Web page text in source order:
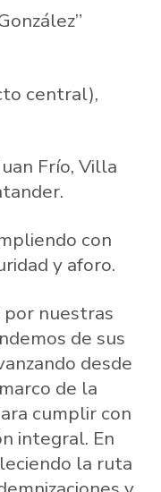
central),
Frío, Villa
con
y aforo.
por nuestras
de sus
desde
de la
cumplir con
integral. En
la ruta